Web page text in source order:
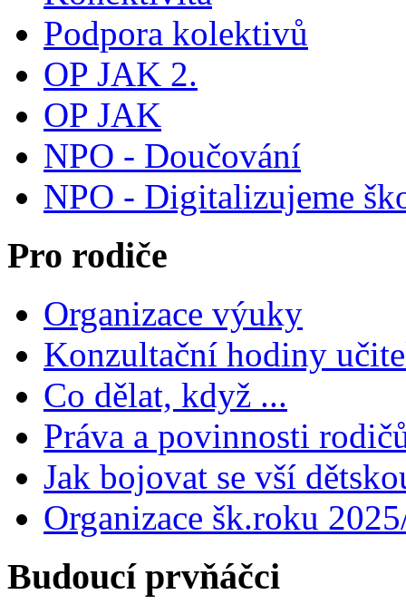
Podpora kolektivů
OP JAK 2.
OP JAK
NPO - Doučování
NPO - Digitalizujeme
Pro rodiče
Organizace výuky
Konzultační hodiny
Co dělat, když ...
Práva a povinnosti
Jak bojovat se vší
Organizace šk.roku
Budoucí prvňáčci